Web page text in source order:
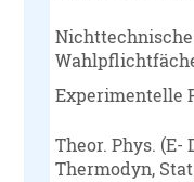
Experimentelle
Theor. Phys. (E-
Thermodyn,